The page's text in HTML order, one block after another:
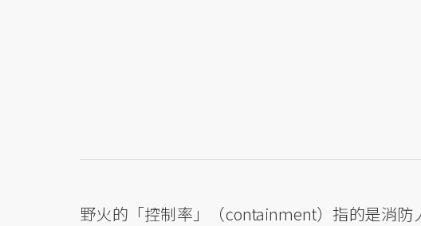
野火的「控制率」（containment）指的是消